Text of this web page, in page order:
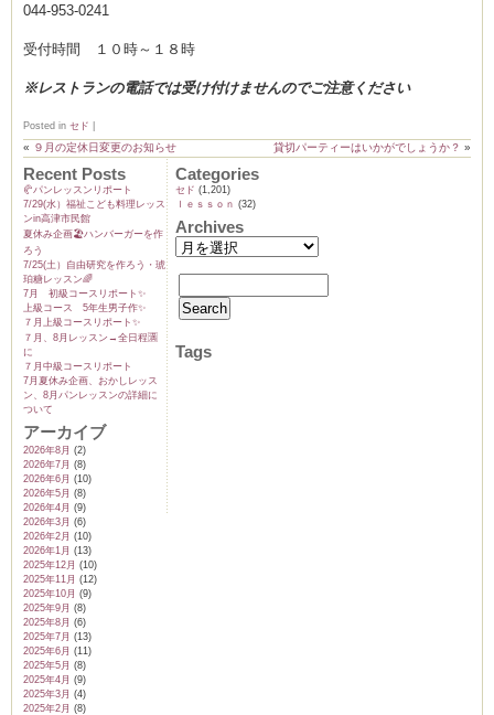
044-953-0241
受付時間 １０時～１８時
※レストランの電話では受け付けませんのでご注意ください
Posted in セド
« ９月の定休日変更のお知らせ 貸切パーティーはいかがでしょうか？ »
Recent Posts
🥐パンレッスンリポート
7/29(水）福祉こども料理レッス
ンin高津市民館
夏休み企画🏖️ハンバーガーを作
ろう
7/25(土）自由研究を作ろう・琥
珀糖レッスン🌈
7月 初級コースリポート✨️
上級コース 5年生男子作✨️
７月上級コースリポート✨️
７月、8月レッスン→全日程🈵
に
７月中級コースリポート
7月夏休み企画、おかしレッス
ン、8月パンレッスンの詳細に
ついて
アーカイブ
2026年8月 (2)
2026年7月 (8)
2026年6月 (10)
2026年5月 (8)
2026年4月 (9)
2026年3月 (6)
2026年2月 (10)
2026年1月 (13)
2025年12月 (10)
2025年11月 (12)
2025年10月 (9)
2025年9月 (8)
2025年8月 (6)
2025年7月 (13)
2025年6月 (11)
2025年5月 (8)
2025年4月 (9)
2025年3月 (4)
2025年2月 (8)
Categories
セド (1,201)
ｌｅｓｓｏｎ (32)
Archives
Tags